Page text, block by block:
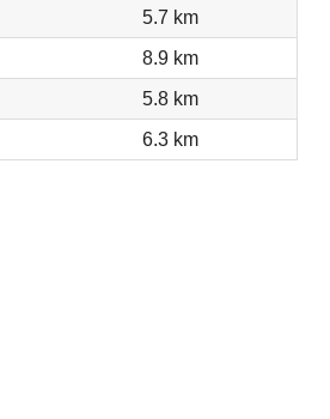
5.7 km
8.9 km
5.8 km
6.3 km